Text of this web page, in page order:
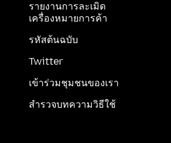
รายงานการละเมิด
เครื่องหมายการค้า
รหัสต้นฉบับ
Twitter
เข้าร่วมชุมชนของเรา
สำรวจบทความวิธีใช้